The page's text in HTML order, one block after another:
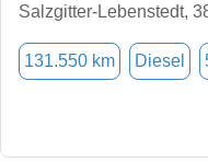
Salzgitter-Lebenstedt,
131.550 km Diesel